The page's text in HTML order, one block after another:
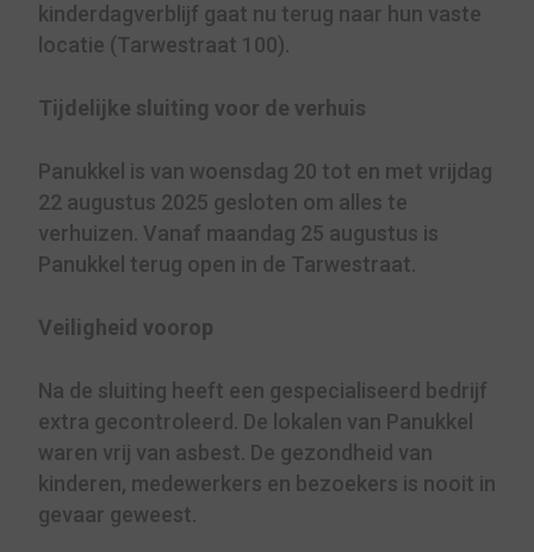
kinderdagverblijf gaat nu terug naar hun vaste
locatie (Tarwestraat 100).
Tijdelijke sluiting voor de verhuis
Panukkel is van woensdag 20 tot en met vrijdag
22 augustus 2025 gesloten om alles te
verhuizen. Vanaf maandag 25 augustus is
Panukkel terug open in de Tarwestraat.
Veiligheid voorop
Na de sluiting heeft een gespecialiseerd bedrijf
extra gecontroleerd. De lokalen van Panukkel
waren vrij van asbest. De gezondheid van
kinderen, medewerkers en bezoekers is nooit in
gevaar geweest.